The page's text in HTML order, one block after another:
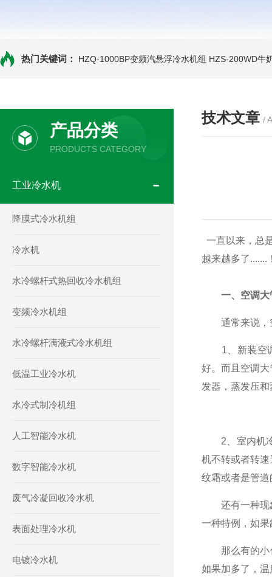
热门关键词： HZQ-1000BP变频汽悬浮冷水机组 HZS-200WD牛
产品分类
PRODUCTS CATEGORY
工业冷水机
降膜式冷水机组
冷水机
水冷螺杆式热回收冷水机组
变频冷水机组
水冷螺杆满液式冷水机组
低温工业冷水机
水冷式制冷机组
人工智能冷水机
数字智能冷水机
废气冷凝回收冷水机
表面处理冷水机
电镀冷水机
技术文章 /
一直以来，总
越来越多了
一、空调
通常来说，空
1、新装空调
好。而且空调
发器，蒸发压
2、室内机冷
机不转或者转
纹霜或者是管
还有一种现象
一种特例，如
那么有的小伙
如果加多了，